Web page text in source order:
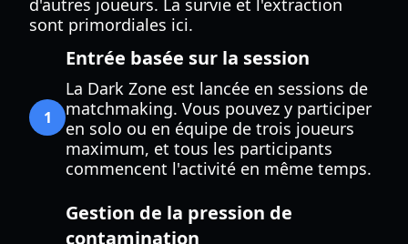
d'autres joueurs. La survie et l'extraction
sont primordiales ici.
1
Entrée basée sur la session
La Dark Zone est lancée en sessions de
matchmaking. Vous pouvez y participer
en solo ou en équipe de trois joueurs
maximum, et tous les participants
commencent l'activité en même temps.
Gestion de la pression de
contamination